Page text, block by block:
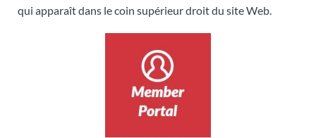
qui apparaît dans le coin supérieur droit du site Web.